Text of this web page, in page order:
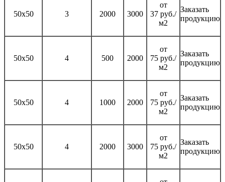
50х50 3 2000 3000
от
37 руб./
м2
Заказать
продукцию
50х50 4 500 2000
от
75 руб./
м2
Заказать
продукцию
50х50 4 1000 2000
от
75 руб./
м2
Заказать
продукцию
50х50 4 2000 3000
от
75 руб./
м2
Заказать
продукцию